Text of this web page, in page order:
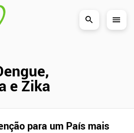
e Zika
para um País mais